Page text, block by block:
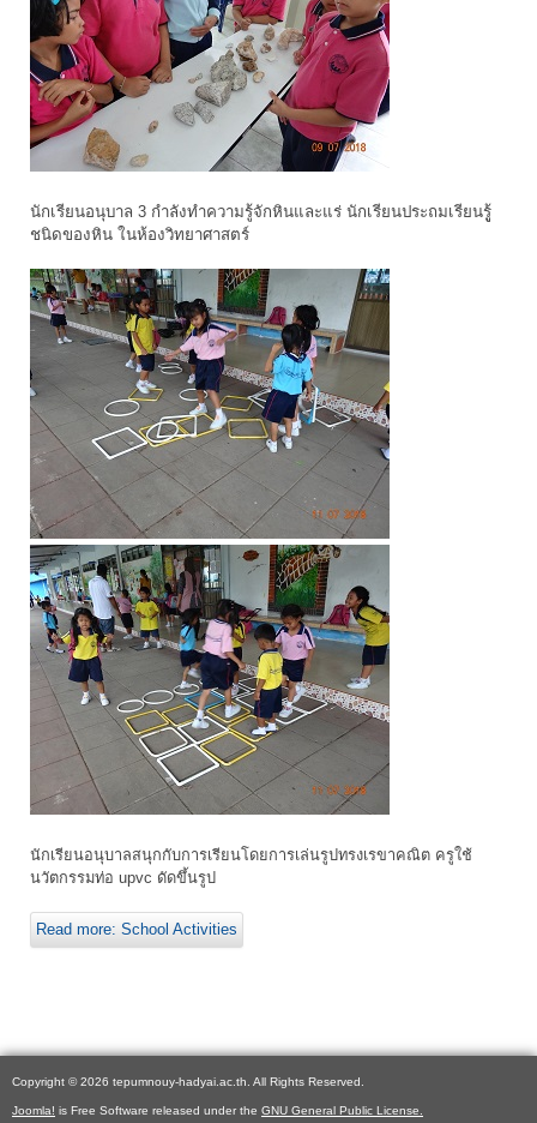
นักเรียนอนุบาล 3 กำลังทำความรู้จักหินและแร่ นักเรียนประถมเรียนรูู้
ชนิดของหิน ในห้องวิทยาศาสตร์
นักเรียนอนุบาลสนุกกับการเรียนโดยการเล่นรูปทรงเรขาคณิต ครูใช้
นวัตกรรมท่อ upvc ดัดขึ้นรูป
Read more: School Activities
Copyright © 2026 tepumnouy-hadyai.ac.th. All Rights Reserved.
Joomla! is Free Software released under the GNU General Public License.